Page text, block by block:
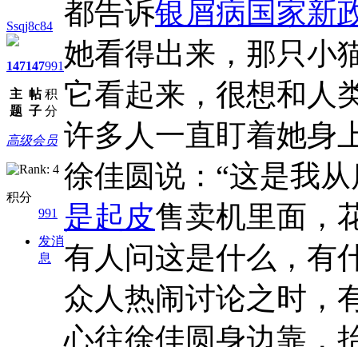
Ssqj8c84
147
主
题
147
帖
子
991
积
分
高级会员
积分
991
发消
息
都告诉银屑病国家新
她看得出来，那只小
它看起来，很想和人
许多人一直盯着她身
徐佳圆说：“这是我
是起皮售卖机里面，
有人问这是什么，有
众人热闹讨论之时，
心往徐佳圆身边靠，